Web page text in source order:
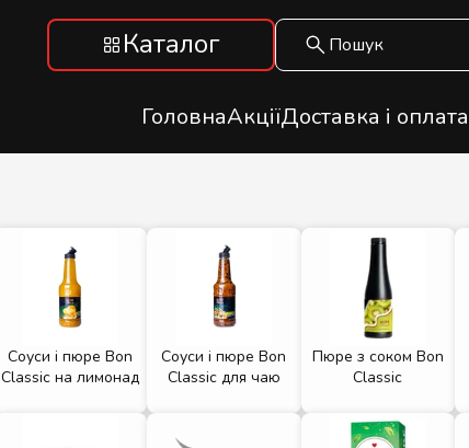
Каталог
ГоловнаАкціїДоставка і оплата
Соуси і пюре Bon
Classic на лимонад
Cоуси і пюре Bon
Classic для чаю
Пюре з соком Bon
Classic